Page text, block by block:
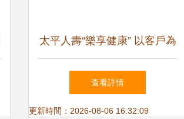
太平人壽“樂享健康” 以客戶為
中心的健康管理新標桿
查看詳情
更新時間：2026-08-06 16:32:09